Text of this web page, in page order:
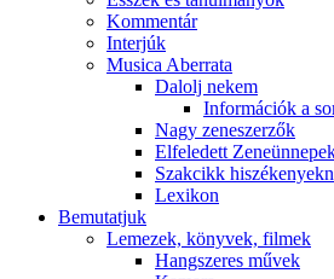
Kommentár
Interjúk
Musica Aberrata
Dalolj nekem
Információk a
Nagy zeneszerzők
Elfeledett
Szakcikk
Lexikon
Bemutatjuk
Lemezek, könyvek, filmek
Hangszeres művek